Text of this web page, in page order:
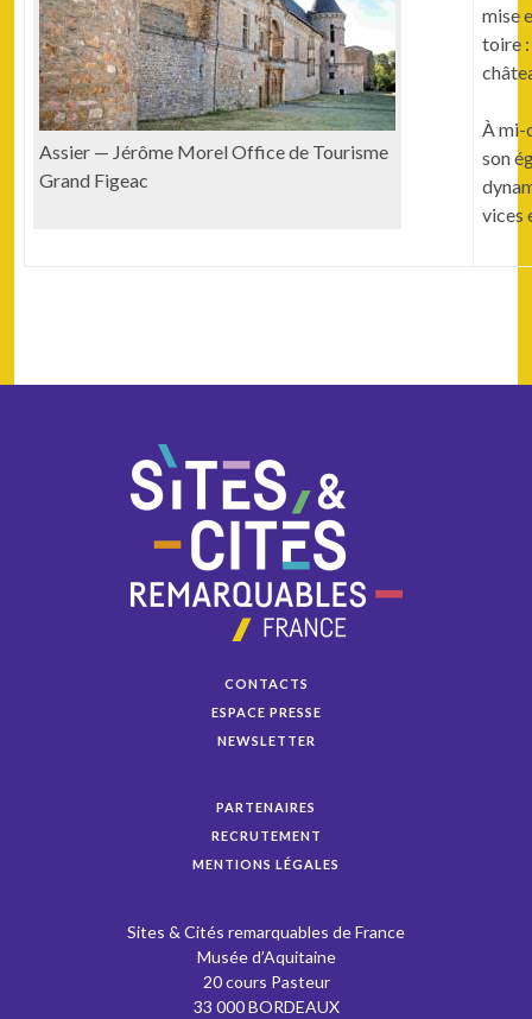
Assier — Jérôme Morel Office de Tourisme
Grand Figeac
mise
toire :
À mi-
son
vices
CONTACTS
ESPACE PRESSE
NEWSLETTER
PARTENAIRES
RECRUTEMENT
MENTIONS LÉGALES
Sites & Cités remarquables de France
Musée d’Aquitaine
20 cours Pasteur
33 000 BORDEAUX